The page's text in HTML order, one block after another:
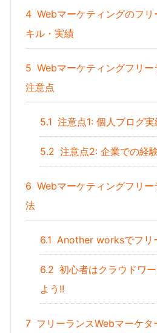
4 Webマーケティングのフ
キル・実績
5 Webマーケティングフリ
注意点
5.1 注意点1: 個人ブログ
5.2 注意点2: 企業での経
6 Webマーケティングフリ
法
6.1 Another worksでフリ
6.2 初心者はクラウドワ
よう!!
7 フリーランスWebマーケ